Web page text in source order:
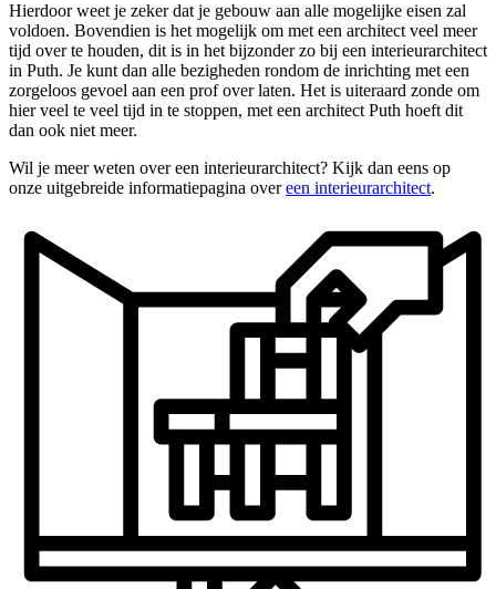
Hierdoor weet je zeker dat je gebouw aan alle mogelijke eisen zal
voldoen. Bovendien is het mogelijk om met een architect veel meer
tijd over te houden, dit is in het bijzonder zo bij een interieurarchitect
in Puth. Je kunt dan alle bezigheden rondom de inrichting met een
zorgeloos gevoel aan een prof over laten. Het is uiteraard zonde om
hier veel te veel tijd in te stoppen, met een architect Puth hoeft dit
dan ook niet meer.
Wil je meer weten over een interieurarchitect? Kijk dan eens op
onze uitgebreide informatiepagina overeen interieurarchitect.